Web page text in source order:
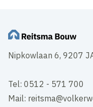
Nipkowlaan 6, 9207
Tel: 0512 - 571 700
Mail: